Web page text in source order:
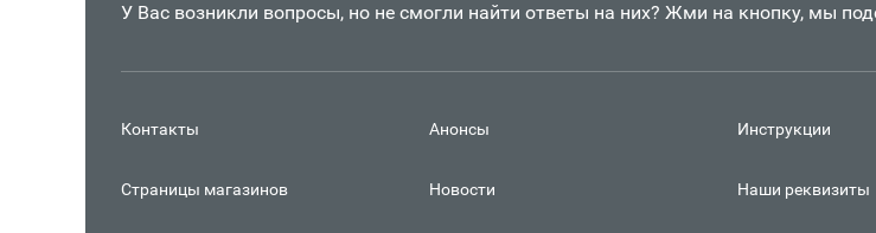
У Вас возникли вопросы, но не смогли найти ответы на них? Жми на кнопку, мы
Контакты
Страницы магазинов
Анонсы
Новости
Инструкции
Наши реквизиты